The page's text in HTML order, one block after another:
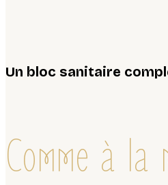
Un bloc sanitaire
Comme à la